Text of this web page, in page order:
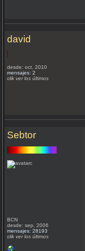
david
desde: oct, 2010
mensajes: 2
clik ver los últimos
Sebtor
BCN
desde: sep, 2006
mensajes: 28193
clik ver los últimos